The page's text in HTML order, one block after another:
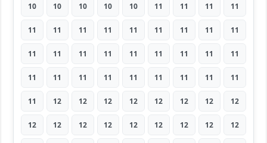
10 10 10 10 10 11 11 11 11
11 11 11 11 11 11 11 11 11
11 11 11 11 11 11 11 11 11
11 11 11 11 11 11 11 11 11
11 12 12 12 12 12 12 12 12
12 12 12 12 12 12 12 12 12